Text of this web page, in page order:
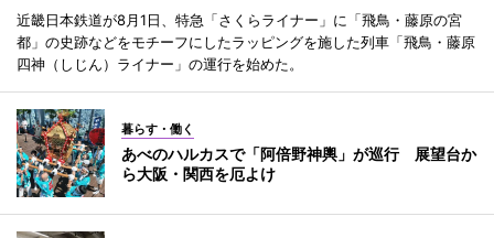
近畿日本鉄道が8月1日、特急「さくらライナー」に「飛鳥・藤原の宮
都」の史跡などをモチーフにしたラッピングを施した列車「飛鳥・藤原
四神（しじん）ライナー」の運行を始めた。
暮らす・働く
あべのハルカスで「阿倍野神輿」が巡行 展望台か
ら大阪・関西を厄よけ